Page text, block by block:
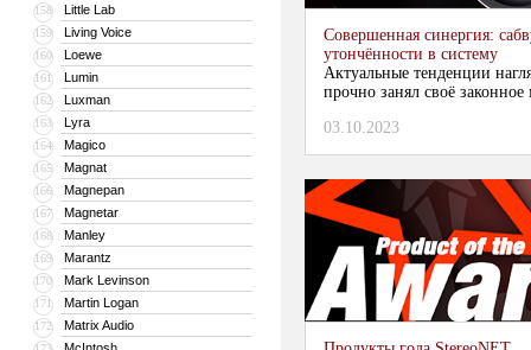
158 Little Lab
159 Living Voice
160 Loewe
161 Lumin
162 Luxman
163 Lyra
164 Magico
165 Magnat
166 Magnepan
167 Magnetar
168 Manley
169 Marantz
170 Mark Levinson
171 Martin Logan
172 Matrix Audio
Совершенная синергия:
утончённости в систему
Актуальные тенденции
прочно занял своё законное
03.10.2023